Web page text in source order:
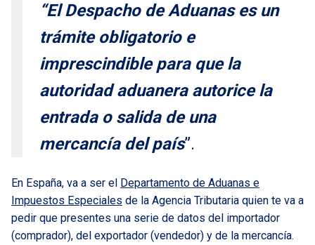
“El Despacho de Aduanas es un
trámite obligatorio e
imprescindible para que la
autoridad aduanera autorice la
entrada o salida de una
mercancía del país”.
En España, va a ser el Departamento de Aduanas e
Impuestos Especiales de la Agencia Tributaria quien te va a
pedir que presentes una serie de datos del importador
(comprador), del exportador (vendedor) y de la mercancía.